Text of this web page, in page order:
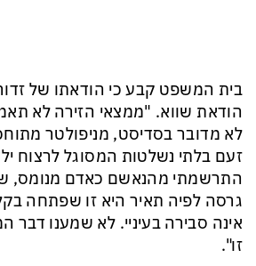
בית המשפט קבע כי הודאתו של
הודאת שווא. "ממצאי הזירה לא
לא מדובר בסדיסט, מניפולטר
זעם בלתי נשלטות המסוגל לרצוח
התרשמתי מהנאשם כאדם מנומס,
גרסה לפיה תאיר היא זו שפתחה
אינה סבירה בעיניי. לא שמענו דבר
זו".